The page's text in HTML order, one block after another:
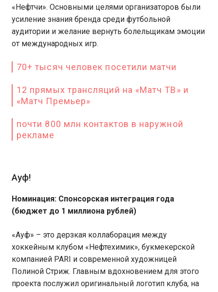
«Нефтчи». Основными целями организаторов были
усиление знания бренда среди футбольной
аудитории и желание вернуть болельщикам эмоции
от международных игр.
70+ тысяч человек посетили матчи
12 прямых трансляций на «Матч ТВ» и
«Матч Премьер»
почти 800 млн контактов в наружной
рекламе
Ауф!
Номинация: Спонсорская интеграция года
(бюджет до 1 миллиона рублей)
«Ауф» – это дерзкая коллаборация между
хоккейным клубом «Нефтехимик», букмекерской
компанией PARI и современной художницей
Полиной Стриж. Главным вдохновением для этого
проекта послужил оригинальный логотип клуба, на